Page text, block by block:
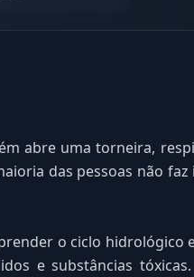
abre uma torneira,
das pessoas não
o ciclo hidrológico
e substâncias